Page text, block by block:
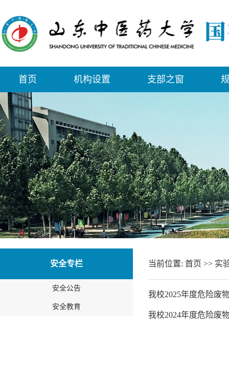
首页 机构设置 支部之窗
安全专栏
安全公告
安全教育
当前位置: 首页 >> 实
我校2025年度危险废
我校2024年度危险废